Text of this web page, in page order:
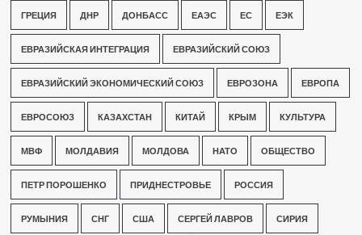
ГРЕЦИЯ ДНР ДОНБАСС ЕАЭС ЕС ЕЭК
ЕВРАЗИЙСКАЯ ИНТЕГРАЦИЯ ЕВРАЗИЙСКИЙ СОЮЗ
ЕВРАЗИЙСКИЙ ЭКОНОМИЧЕСКИЙ СОЮЗ ЕВРОЗОНА ЕВРОПА
ЕВРОСОЮЗ КАЗАХСТАН КИТАЙ КРЫМ КУЛЬТУРА
МВФ МОЛДАВИЯ МОЛДОВА НАТО ОБЩЕСТВО
ПЕТР ПОРОШЕНКО ПРИДНЕСТРОВЬЕ РОССИЯ
РУМЫНИЯ СНГ США СЕРГЕЙ ЛАВРОВ СИРИЯ